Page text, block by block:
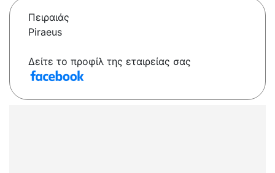
Πειραιάς
Piraeus
Δείτε το προφίλ της εταιρείας σας